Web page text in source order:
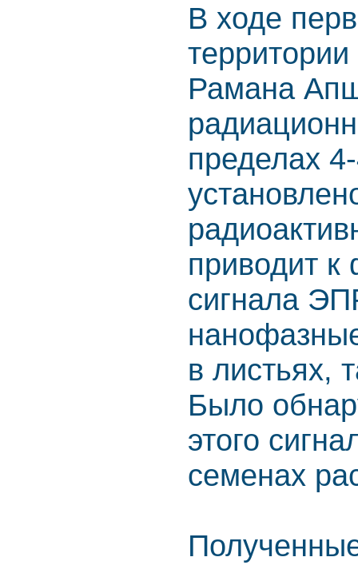
В ходе
Рамана
пределах
приводит
сигнала
в листьях,
Было
этого
семенах